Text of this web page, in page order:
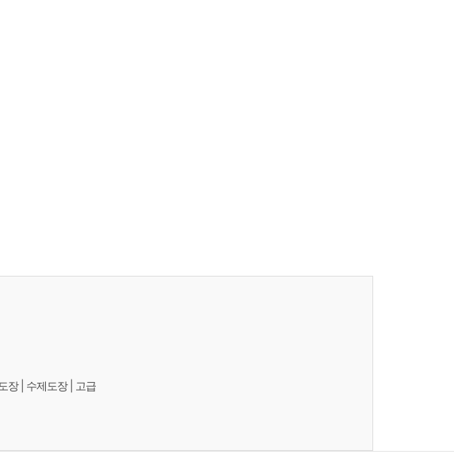
장 | 수제도장 | 고급